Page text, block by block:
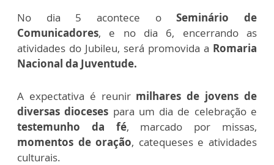
No dia 5 acontece oSeminário de
Comunicadores, e no dia 6, encerrando as
atividades do Jubileu, será promovida a Romaria
Nacional da Juventude.
A expectativa é reunir milhares de jovens de
diversas dioceses para um dia de celebração e
testemunho da fé, marcado por missas,
momentos de oração, catequeses e atividades
culturais.